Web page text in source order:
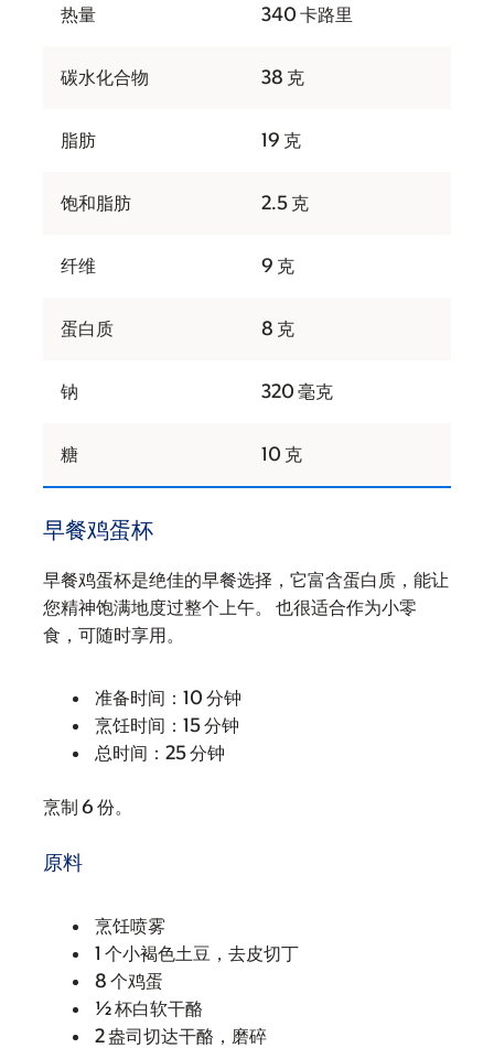
热量 340 卡路里
碳水化合物 38 克
脂肪 19 克
饱和脂肪 2.5 克
纤维 9 克
蛋白质 8 克
钠 320 毫克
糖 10 克
早餐鸡蛋杯
早餐鸡蛋杯是绝佳的早餐选择，它富含蛋白质，能让
您精神饱满地度过整个上午。 也很适合作为小零
食，可随时享用。
准备时间：10 分钟
烹饪时间：15 分钟
总时间：25 分钟
烹制 6 份。
原料
烹饪喷雾
1 个小褐色土豆，去皮切丁
8 个鸡蛋
½ 杯白软干酪
2 盎司切达干酪，磨碎